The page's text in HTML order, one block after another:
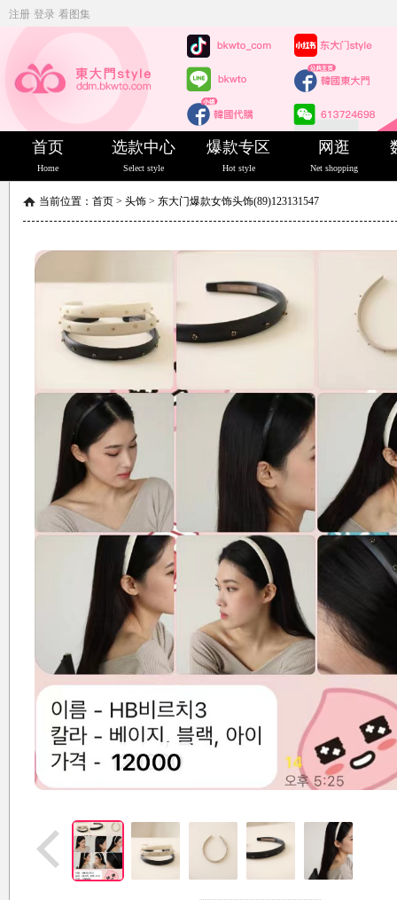
注册 登录 看图集
首页
Home
选款中心
Select style
爆款专区
Hot style
网逛
Net shopping
当前位置： 首页 > 头饰 > 东大门爆款女饰头饰(89)123131547